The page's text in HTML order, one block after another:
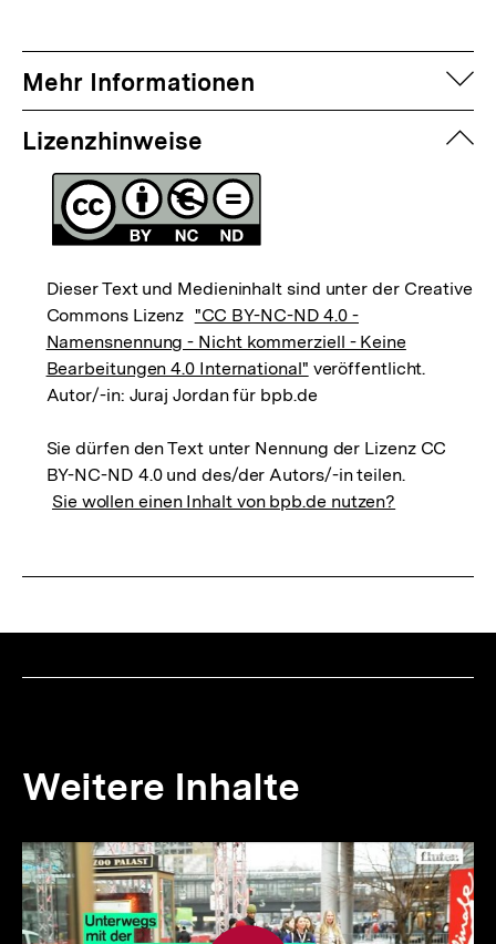
Mehr Informationen
Lizenzhinweise
Dieser Text und Medieninhalt sind unter der Creative
Commons Lizenz "CC BY-NC-ND 4.0 -
Namensnennung - Nicht kommerziell - Keine
Bearbeitungen 4.0 International" veröffentlicht.
Autor/-in: Juraj Jordan für bpb.de
Sie dürfen den Text unter Nennung der Lizenz CC
BY-NC-ND 4.0 und des/der Autors/-in teilen.
Sie wollen einen Inhalt von bpb.de nutzen?
Weitere Inhalte
Inhaltskarousell
für
weitere
Inhalte
Inhaltskarussell
überspringen